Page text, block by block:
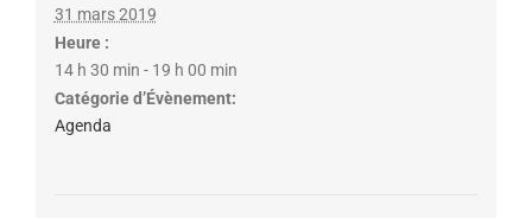
31 mars 2019
Heure :
14 h 30 min - 19 h 00 min
Catégorie d’Évènement:
Agenda